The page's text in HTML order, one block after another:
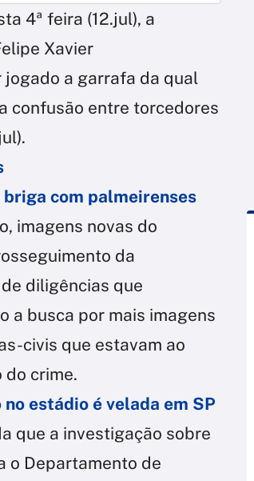
4ª feira (12.jul), a
Xavier
a garrafa da qual
confusão entre torcedores
com palmeirenses
imagens novas do
da
diligências que
a busca por mais imagens
civis que estavam ao
do crime.
estádio é velada em SP
que a investigação sobre
o Departamento de